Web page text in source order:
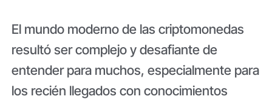
El mundo moderno de las criptomonedas
resultó ser complejo y desafiante de
entender para muchos, especialmente para
los recién llegados con conocimientos